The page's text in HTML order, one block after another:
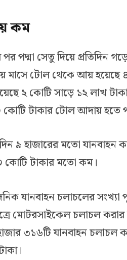
কম
পদ্মা সেতু দিয়ে প্রতিদিন
মাসে টোল থেকে আয়
২ কোটি সাড়ে ১২ লাখ
কোটি টাকার টোল আদায় হতে
৯ হাজারের মতো
কোটি টাকার মতো কম।
যানবাহন চলাচলের সংখ্যা
মোটরসাইকেল চলাচল করার
৩১৬টি যানবাহন